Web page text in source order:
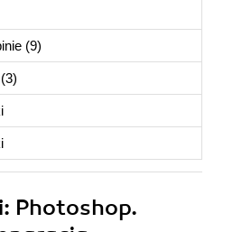
(9)
(3)
: Photoshop.